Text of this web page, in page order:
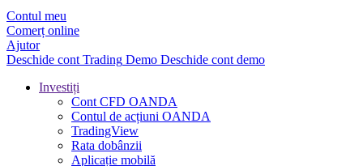
Contul meu
Comerț online
Ajutor
Deschide cont Trading Demo Deschide cont demo
Investiți
Cont CFD OANDA
Contul de acțiuni OANDA
TradingView
Rata dobânzii
Aplicație mobilă